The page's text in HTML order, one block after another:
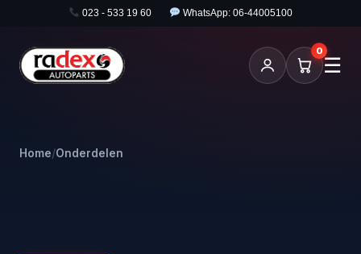
023 - 533 19 60 WhatsApp: 06-44005100
0
☰
Home/Onderdelen